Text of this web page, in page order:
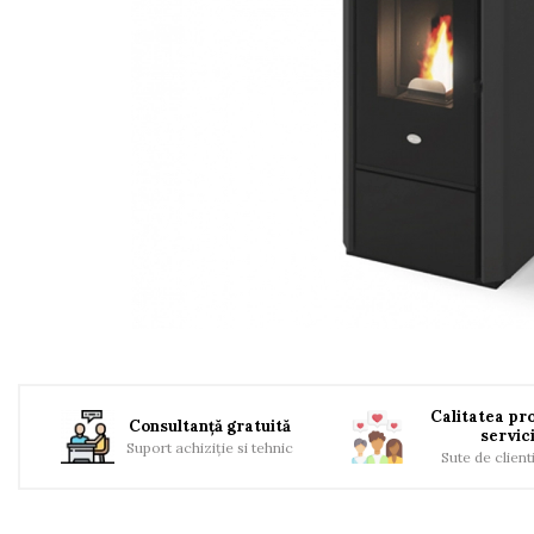
COSURI DE FUM SCHIEDEL
Cos ceramic RONDO
Consultanță gratuită
Suport achiziție si tehnic
Calitatea
Sute de